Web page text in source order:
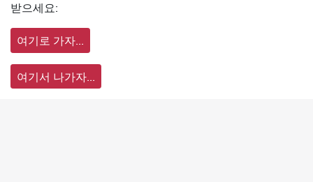
받으세요:
여기로 가자...
여기서 나가자...